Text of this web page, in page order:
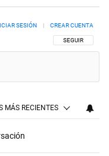
SIGA ESTA
SEGUIR
SESIÓN CREAR CUENTA
MÁS RECIENTES